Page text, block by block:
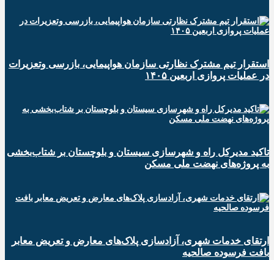
استقرار تیم مشترک نظارتی سازمان هواپیمایی، بازرسی وتعزیرات
در عملیات پروازی اربعین ۱۴۰۵
تاکید مدیرکل راه و شهرسازی سیستان و بلوچستان بر شتاب‌بخشی
به پروژه‌های نهضت ملی مسکن
ارتقای خدمات شهری، آزادسازی پلاک‌های معارض و تعریض معابر
بافت فرسوده صالحیه